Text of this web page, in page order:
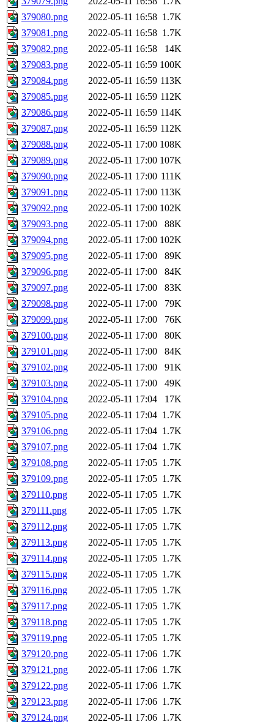
379080.png
2022-05-11 16:58 1.7K
379081.png
2022-05-11 16:58 1.7K
379082.png
2022-05-11 16:58
14K
379083.png
2022-05-11 16:59 100K
379084.png
2022-05-11 16:59 113K
379085.png
2022-05-11 16:59 112K
379086.png
2022-05-11 16:59 114K
379087.png
2022-05-11 16:59 112K
379088.png
2022-05-11 17:00 108K
379089.png
2022-05-11 17:00 107K
379090.png
2022-05-11 17:00 111K
379091.png
2022-05-11 17:00 113K
379092.png
2022-05-11 17:00 102K
379093.png
2022-05-11 17:00
88K
379094.png
2022-05-11 17:00 102K
379095.png
2022-05-11 17:00
89K
379096.png
2022-05-11 17:00
84K
379097.png
2022-05-11 17:00
83K
379098.png
2022-05-11 17:00
79K
379099.png
2022-05-11 17:00
76K
379100.png
2022-05-11 17:00
80K
379101.png
2022-05-11 17:00
84K
379102.png
2022-05-11 17:00
91K
379103.png
2022-05-11 17:00
49K
379104.png
2022-05-11 17:04
17K
379105.png
2022-05-11 17:04 1.7K
379106.png
2022-05-11 17:04 1.7K
379107.png
2022-05-11 17:04 1.7K
379108.png
2022-05-11 17:05 1.7K
379109.png
2022-05-11 17:05 1.7K
379110.png
2022-05-11 17:05 1.7K
379111.png
2022-05-11 17:05 1.7K
379112.png
2022-05-11 17:05 1.7K
379113.png
2022-05-11 17:05 1.7K
379114.png
2022-05-11 17:05 1.7K
379115.png
2022-05-11 17:05 1.7K
379116.png
2022-05-11 17:05 1.7K
379117.png
2022-05-11 17:05 1.7K
379118.png
2022-05-11 17:05 1.7K
379119.png
2022-05-11 17:05 1.7K
379120.png
2022-05-11 17:06 1.7K
379121.png
2022-05-11 17:06 1.7K
379122.png
2022-05-11 17:06 1.7K
379123.png
2022-05-11 17:06 1.7K
379124.png
2022-05-11 17:06 1.7K